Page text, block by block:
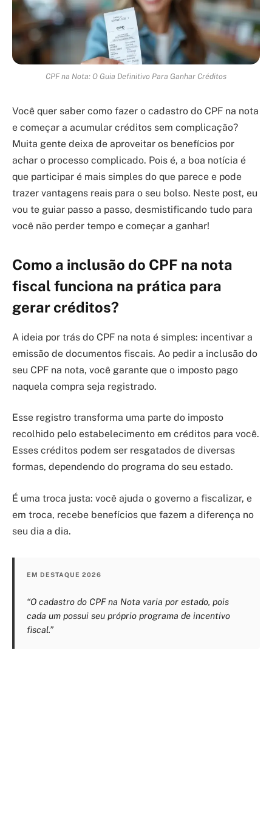
CPF na Nota: O Guia Definitivo Para Ganhar Créditos
Você quer saber como fazer o cadastro do CPF na nota
e começar a acumular créditos sem complicação?
Muita gente deixa de aproveitar os benefícios por
achar o processo complicado. Pois é, a boa notícia é
que participar é mais simples do que parece e pode
trazer vantagens reais para o seu bolso. Neste post, eu
vou te guiar passo a passo, desmistificando tudo para
você não perder tempo e começar a ganhar!
Como a inclusão do CPF na nota
fiscal funciona na prática para
gerar créditos?
A ideia por trás do CPF na nota é simples: incentivar a
emissão de documentos fiscais. Ao pedir a inclusão do
seu CPF na nota, você garante que o imposto pago
naquela compra seja registrado.
Esse registro transforma uma parte do imposto
recolhido pelo estabelecimento em créditos para você.
Esses créditos podem ser resgatados de diversas
formas, dependendo do programa do seu estado.
É uma troca justa: você ajuda o governo a fiscalizar, e
em troca, recebe benefícios que fazem a diferença no
seu dia a dia.
EM DESTAQUE 2026
“O cadastro do CPF na Nota varia por estado, pois
cada um possui seu próprio programa de incentivo
fiscal.”